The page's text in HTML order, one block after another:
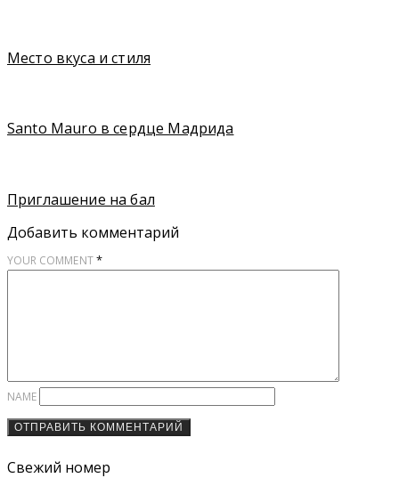
Место вкуса и стиля
Santo Mauro в сердце Мадрида
Приглашение на бал
Добавить комментарий
YOUR COMMENT*
NAME
Свежий номер